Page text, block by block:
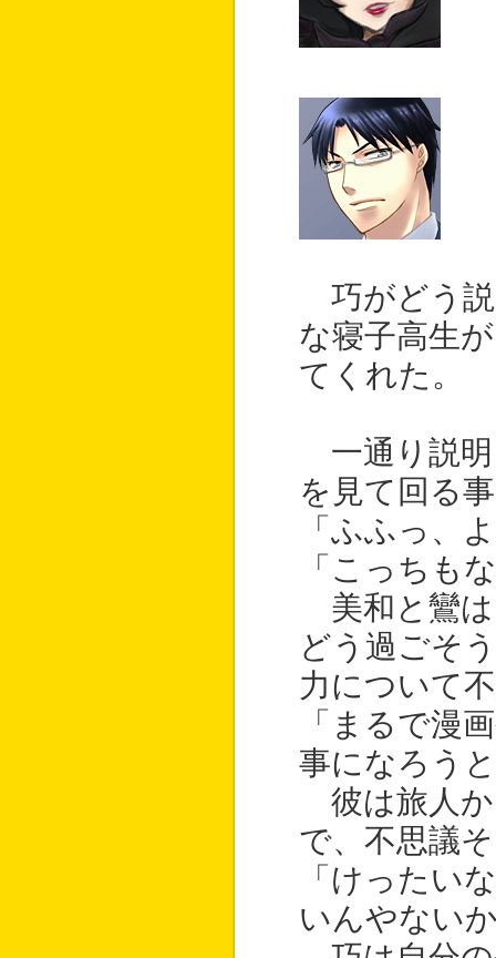
巧がどう
な寝子高生
てくれた。
一通り説明
を見て回る
「ふふっ、
「こっちも
美和と鸞は
どう過ごそ
力について
「まるで漫
事になろう
彼は旅人か
で、不思議
「けったい
いんやない